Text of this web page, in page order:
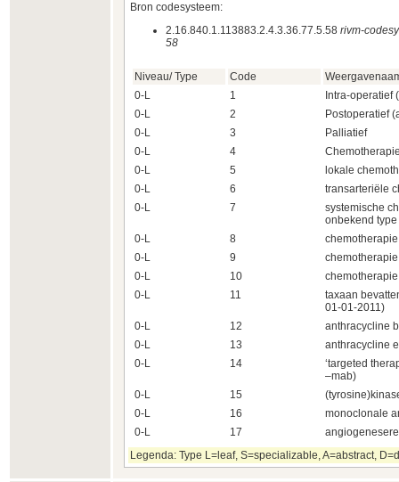
Bron codesysteem:
2.16.840.1.113883.2.4.3.36.77.5.58 rivm-
58
Niveau/ Type Code
0-L
1
Intra-operatief
0-L
2
Postoperatief
0-L
3
Palliatief
0-L
4
0-L
5
lokale
0-L
6
transarteriële
0-L
7
systemische
onbekend type
0-L
8
0-L
9
0-L
10
0-L
11
taxaan
01-01-2011)
0-L
12
anthracycline
0-L
13
anthracycline
0-L
14
‘targeted
–mab)
0-L
15
0-L
16
monoclonale
0-L
17
Legenda: Type L=leaf, S=specializable, A=abstract,